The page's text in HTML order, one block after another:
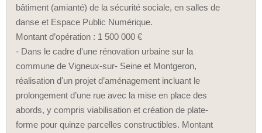
bâtiment (amianté) de la sécurité sociale, en salles de
danse et Espace Public Numérique.
Montant d’opération : 1 500 000 €
- Dans le cadre d'une rénovation urbaine sur la
commune de Vigneux-sur- Seine et Montgeron,
réalisation d'un projet d’aménagement incluant le
prolongement d’une rue avec la mise en place des
abords, y compris viabilisation et création de plate-
forme pour quinze parcelles constructibles. Montant